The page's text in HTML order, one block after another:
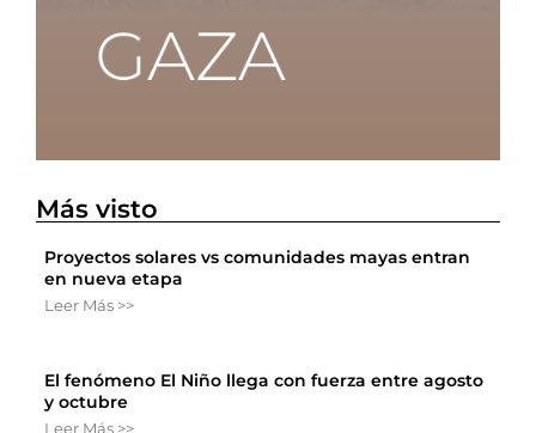
Más visto
Proyectos solares vs comunidades mayas entran
en nueva etapa
Leer Más >>
El fenómeno El Niño llega con fuerza entre agosto
y octubre
Leer Más >>